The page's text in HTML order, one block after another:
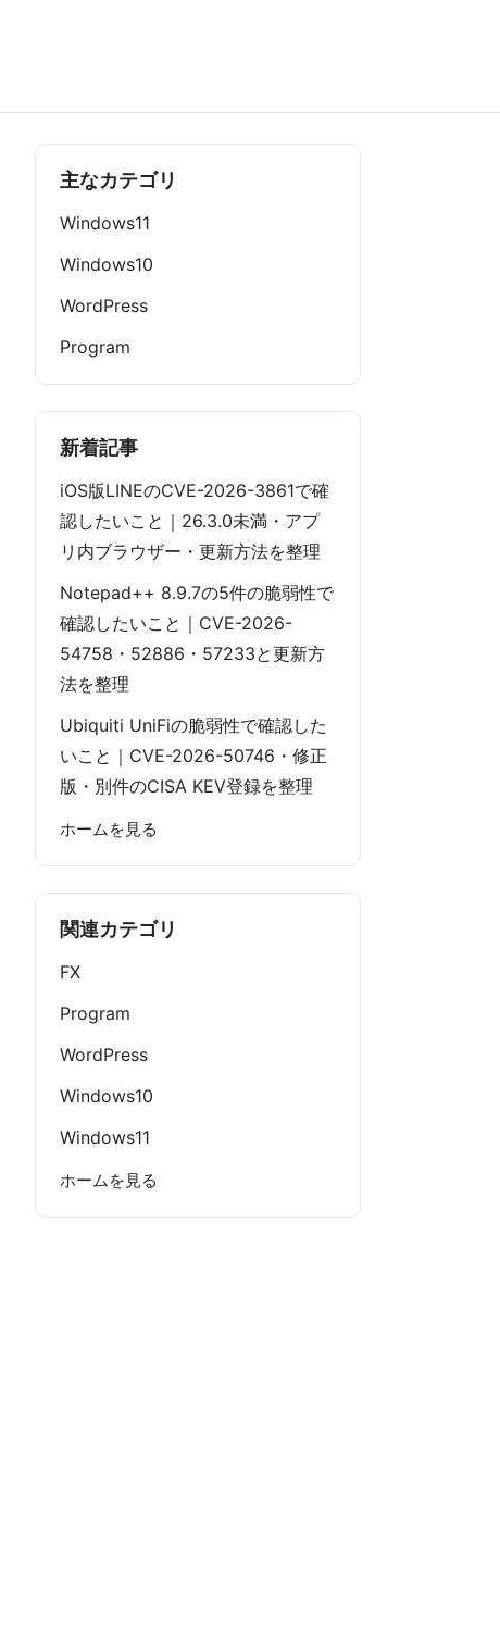
主なカテゴリ
Windows11
Windows10
WordPress
Program
新着記事
iOS版LINEのCVE-2026-3861で確
認したいこと｜26.3.0未満・アプ
リ内ブラウザー・更新方法を整理
Notepad++ 8.9.7の5件の脆弱性で
確認したいこと｜CVE-2026-
54758・52886・57233と更新方
法を整理
Ubiquiti UniFiの脆弱性で確認した
いこと｜CVE-2026-50746・修正
版・別件のCISA KEV登録を整理
ホームを見る
関連カテゴリ
FX
Program
WordPress
Windows10
Windows11
ホームを見る